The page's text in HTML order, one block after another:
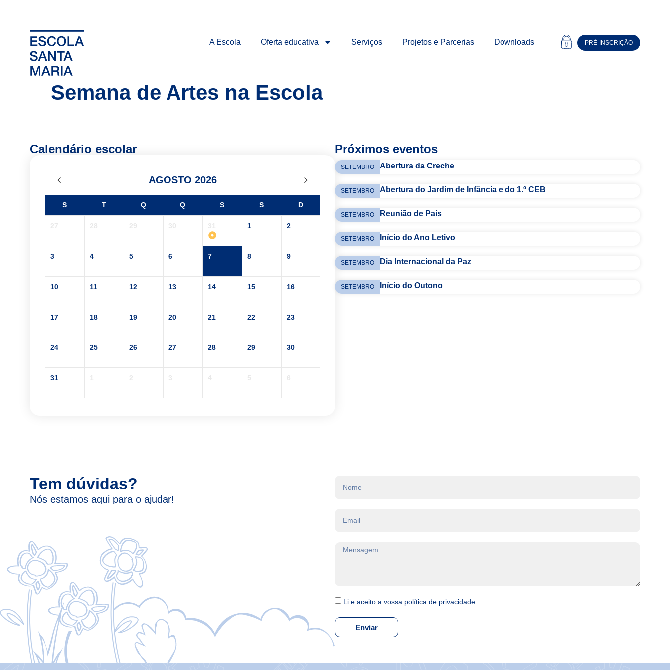
A Escola Oferta educativa Serviços Projetos e Parcerias Downloads PRÉ-INSCRIÇÃO
Semana de Artes na Escola
Calendário escolar
AGOSTO 2026
S T Q Q S S D
1 2
3 4 5 6 7 8 9
10 11 12 13 14 15 16
17 18 19 20 21 22 23
24 25 26 27 28 29 30
31
Próximos eventos
SETEMBRO Abertura da Creche
SETEMBRO Abertura do Jardim de Infância e do 1.º CEB
SETEMBRO Reunião de Pais
SETEMBRO Início do Ano Letivo
SETEMBRO Dia Internacional da Paz
SETEMBRO Início do Outono
Tem dúvidas?
Nós estamos aqui para o ajudar!
Li e aceito a vossa política de privacidade
Enviar